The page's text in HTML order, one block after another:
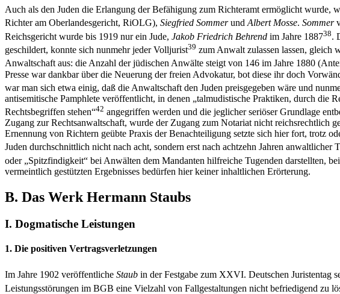
Auch als den Juden die Erlangung der Befähigung zum Richteramt ermöglicht wurde,
Richter am Oberlandesgericht, RiOLG), Siegfried SommerundAlbert Mosse. Sommer
Reichsgericht wurde bis 1919 nur ein Jude, Jakob Friedrich Behrend im Jahre 188738.
geschildert, konnte sich nunmehr jeder Volljurist39 zum Anwalt zulassen lassen, gleich
Anwaltschaft aus: die Anzahl der jüdischen Anwälte steigt von 146 im Jahre 1880
Presse war dankbar über die Neuerung der freien Advokatur, bot diese ihr doch
war man sich etwa einig, daß die Anwaltschaft den Juden preisgegeben wäre und
antisemitische Pamphlete veröffentlicht, in denen „talmudistische Praktiken, durch die
Rechtsbegriffen stehen“42 angegriffen werden und die jeglicher seriöser Grundlage
Zugang zur Rechtsanwaltschaft, wurde der Zugang zum Notariat nicht reichsrechtlich
Ernennung von Richtern geübte Praxis der Benachteiligung setzte sich hier fort, trotz
Juden durchschnittlich nicht nach acht, sondern erst nach achtzehn Jahren anwaltlicher
oder „Spitzfindigkeit“ bei Anwälten dem Mandanten hilfreiche Tugenden darstellten,
vermeintlich gestützten Ergebnisses bedürfen hier keiner inhaltlichen Erörterung.
B. Das Werk Hermann Staubs
I. Dogmatische Leistungen
1. Die positiven Vertragsverletzungen
Im Jahre 1902 veröffentliche Staub in der Festgabe zum XXVI. Deutschen Juristentag
Leistungsstörungen im BGB eine Vielzahl von Fallgestaltungen nicht befriedigend zu